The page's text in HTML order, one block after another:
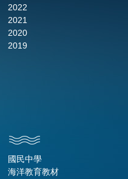
2022
2021
2020
2019
國民中學
海洋教育教材